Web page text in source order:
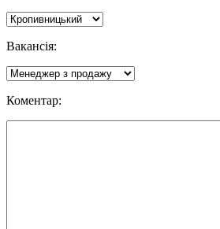
Вакансія:
Коментар: